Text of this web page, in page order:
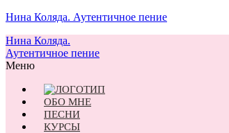
Нина Коляда. Аутентичное пение
Нина Коляда.
Аутентичное пение
Меню
ОБО МНЕ
ПЕСНИ
КУРСЫ